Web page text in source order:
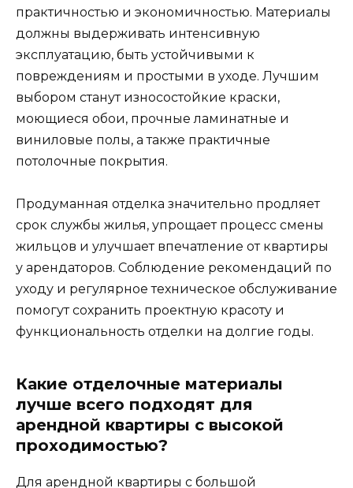
практичностью и экономичностью. Материалы
должны выдерживать интенсивную
эксплуатацию, быть устойчивыми к
повреждениям и простыми в уходе. Лучшим
выбором станут износостойкие краски,
моющиеся обои, прочные ламинатные и
виниловые полы, а также практичные
потолочные покрытия.
Продуманная отделка значительно продляет
срок службы жилья, упрощает процесс смены
жильцов и улучшает впечатление от квартиры
у арендаторов. Соблюдение рекомендаций по
уходу и регулярное техническое обслуживание
помогут сохранить проектную красоту и
функциональность отделки на долгие годы.
Какие отделочные материалы
лучше всего подходят для
арендной квартиры с высокой
проходимостью?
Для арендной квартиры с большой